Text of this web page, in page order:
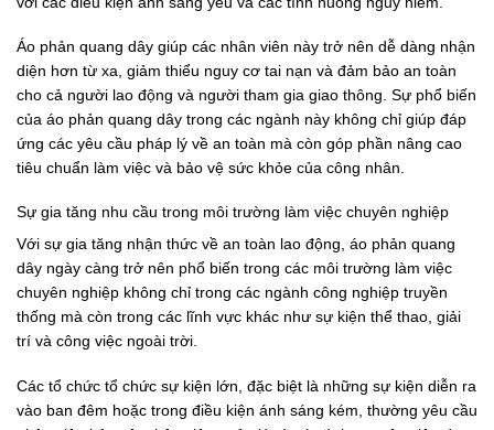
Áo phản quang dây giúp các nhân viên này trở nên dễ dàng nhận
diện hơn từ xa, giảm thiểu nguy cơ tai nạn và đảm bảo an toàn
cho cả người lao động và người tham gia giao thông. Sự phổ biến
của áo phản quang dây trong các ngành này không chỉ giúp đáp
ứng các yêu cầu pháp lý về an toàn mà còn góp phần nâng cao
tiêu chuẩn làm việc và bảo vệ sức khỏe của công nhân.
Sự gia tăng nhu cầu trong môi trường làm việc chuyên nghiệp
Với sự gia tăng nhận thức về an toàn lao động, áo phản quang
dây ngày càng trở nên phổ biến trong các môi trường làm việc
chuyên nghiệp không chỉ trong các ngành công nghiệp truyền
thống mà còn trong các lĩnh vực khác như sự kiện thể thao, giải
trí và công việc ngoài trời.
Các tổ chức tổ chức sự kiện lớn, đặc biệt là những sự kiện diễn ra
vào ban đêm hoặc trong điều kiện ánh sáng kém, thường yêu cầu